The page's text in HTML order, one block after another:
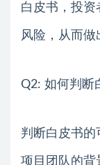
白皮书，投资
风险，从而做
Q2: 如何判断
判断白皮书的
项目团队的背